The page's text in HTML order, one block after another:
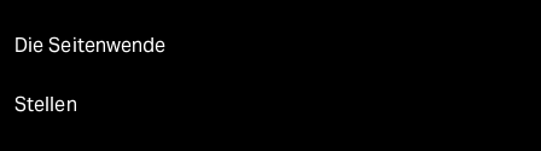
Die Seitenwende
Stellen